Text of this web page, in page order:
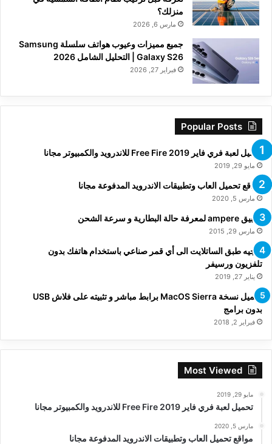
منزلك؟
مارس 6, 2026
جميع مميزات وعيوب هواتف سلسلة Samsung
Galaxy S26 | التحليل الشامل 2026
فبراير 27, 2026
Popular Posts
تحميل لعبة فري فاير Free Fire 2019 للاندرويد والكمبيوتر مجانا
مايو 29, 2019
مواقع تحميل العاب وتطبيقات الاندرويد المدفوعة مجانا
مارس 5, 2020
تطبيق ampere لمعرفة حالة البطارية و سرعة الشحن
مارس 29, 2015
توجيه طبق الساتلايت الى أي قمر صناعي باستخدام هاتفك بدون
تلفزيون ورسيفر
يناير 27, 2019
تحميل نسخة MacOS Sierra برابط مباشر و تثبيته على فلاش USB
بدون برامج
فبراير 2, 2018
Most Viewed
مايو 29, 2019
تحميل لعبة فري فاير Free Fire 2019 للاندرويد والكمبيوتر مجانا
مارس 5, 2020
مواقع تحميل العاب وتطبيقات الاندرويد المدفوعة مجانا